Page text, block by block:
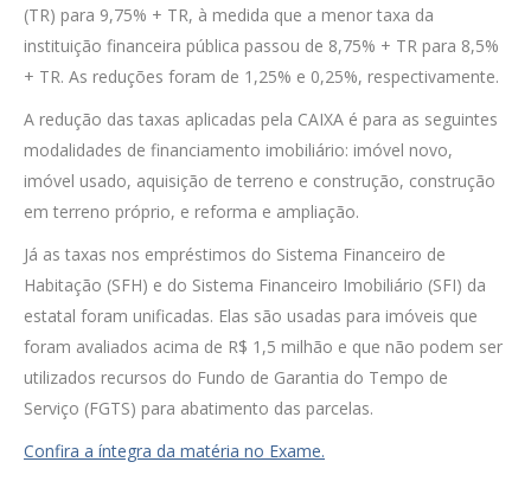
(TR) para 9,75% + TR, à medida que a menor taxa da
instituição financeira pública passou de 8,75% + TR para 8,5%
+ TR. As reduções foram de 1,25% e 0,25%, respectivamente.
A redução das taxas aplicadas pela CAIXA é para as seguintes
modalidades de financiamento imobiliário: imóvel novo,
imóvel usado, aquisição de terreno e construção, construção
em terreno próprio, e reforma e ampliação.
Já as taxas nos empréstimos do Sistema Financeiro de
Habitação (SFH) e do Sistema Financeiro Imobiliário (SFI) da
estatal foram unificadas. Elas são usadas para imóveis que
foram avaliados acima de R$ 1,5 milhão e que não podem ser
utilizados recursos do Fundo de Garantia do Tempo de
Serviço (FGTS) para abatimento das parcelas.
Confira a íntegra da matéria no Exame.